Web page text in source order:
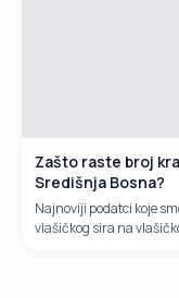
Zašto raste broj
Središnja Bosna?
Najnoviji podatci koje
vlašičkog sira na